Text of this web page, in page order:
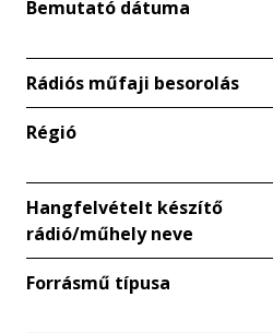
Bemutató dátuma
Rádiós műfaji besorolás
Régió
Hangfelvételt készítő
rádió/műhely neve
Forrásmű típusa